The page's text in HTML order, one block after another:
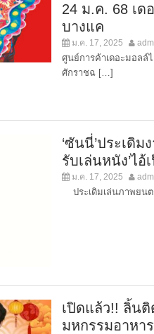
24 ม.ค. 68 เด
บางแค
ม.ค. 17, 2025
ศูนย์การค้าเดอะมอลล์
ศักราชฉ […]
‘ซันนี่’ประเดิ
รับเล่นหนัง’ไอ้
ม.ค. 17, 2025
ประเดิมเล่นภาพยนต
เปิดแล้ว!! ลิ้นติ
มหกรรมอาหา